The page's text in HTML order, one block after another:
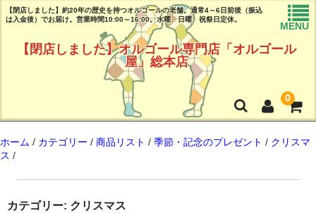
【閉店しました】約20年の歴史を持つオルゴールの老舗。通常4～6日前後（振込
は入金後）でお届け。営業時間10:00～16:00。水曜、日曜、祝祭日定休。
【閉店しました】オルゴール専門店「オルゴール
屋」総本店
0
MENU
トップページ
曲目リスト(試聴可能♪)
ホーム / カテゴリー / 商品リスト / 季節・記念のプレゼント / クリスマ
ス /
カテゴリー: クリスマス